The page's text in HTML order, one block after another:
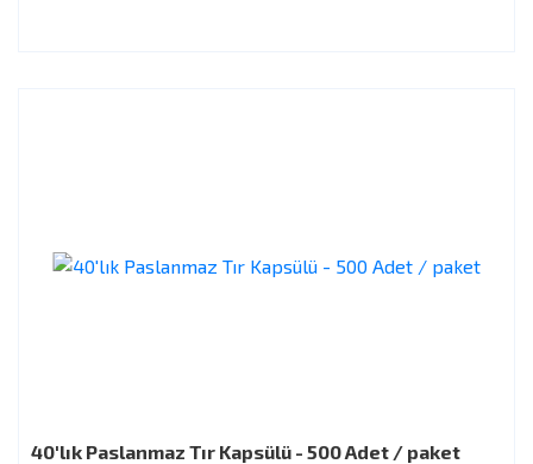
40'lık Paslanmaz Tır Kapsülü - 500 Adet / paket